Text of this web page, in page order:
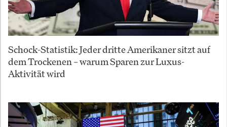
Schock-Statistik: Jeder dritte Amerikaner sitzt auf
dem Trockenen – warum Sparen zur Luxus-
Aktivität wird